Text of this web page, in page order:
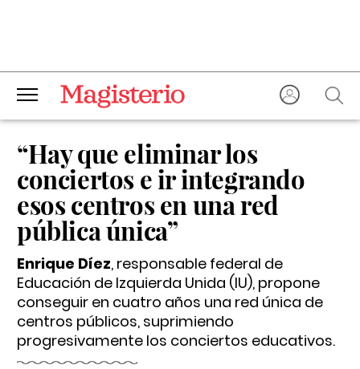
“Hay que eliminar los
conciertos e ir integrando
esos centros en una red
pública única”
Enrique Díez, responsable federal de
Educación de Izquierda Unida (IU), propone
conseguir en cuatro años una red única de
centros públicos, suprimiendo
progresivamente los conciertos educativos.